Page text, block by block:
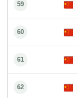
59
60
61
62